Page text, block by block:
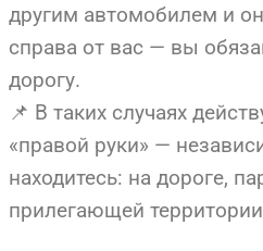
другим автомобилем и
справа от вас — вы
дорогу.
📌 В таких случаях
«правой руки» —
находитесь: на дороге,
прилегающей